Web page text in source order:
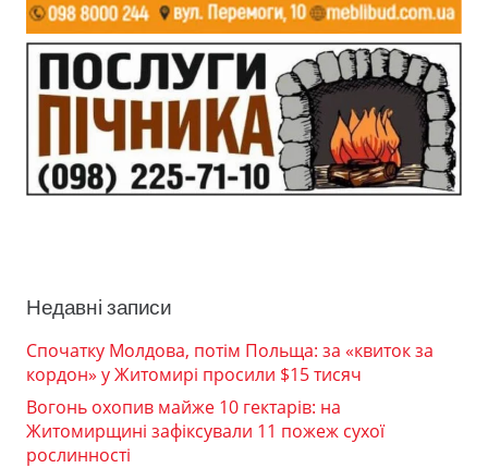
Недавні записи
Спочатку Молдова, потім Польща: за «квиток за
кордон» у Житомирі просили $15 тисяч
Вогонь охопив майже 10 гектарів: на
Житомирщині зафіксували 11 пожеж сухої
рослинності